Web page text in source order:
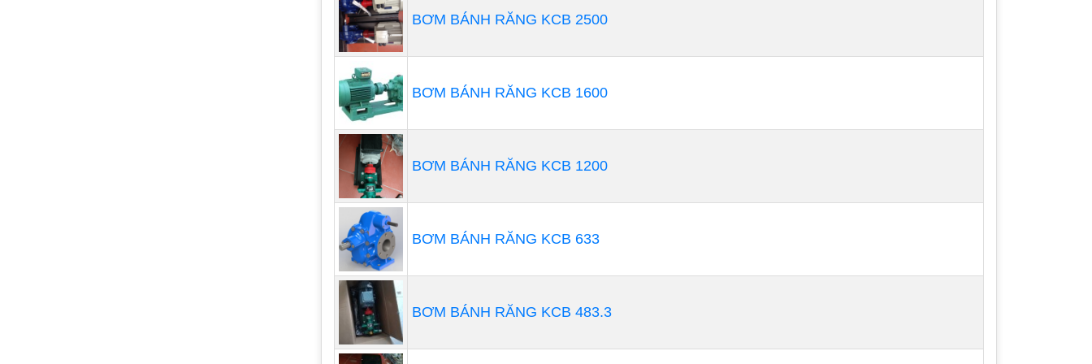
BƠM BÁNH RĂNG KCB 2500
BƠM BÁNH RĂNG KCB 1600
BƠM BÁNH RĂNG KCB 1200
BƠM BÁNH RĂNG KCB 633
BƠM BÁNH RĂNG KCB 483.3